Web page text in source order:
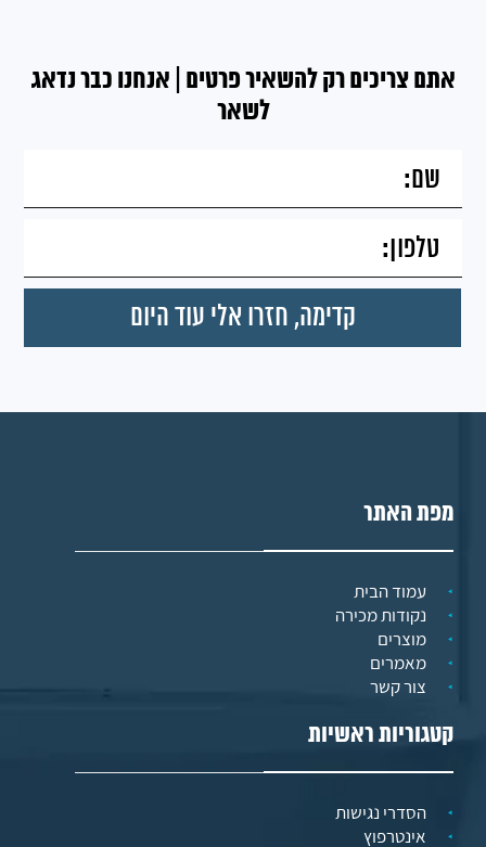
אתם צריכים רק להשאיר פרטים | אנחנו כבר נדאג
לשאר
מפת האתר
עמוד הבית
נקודות מכירה
מוצרים
מאמרים
צור קשר
קטגוריות ראשיות
הסדרי נגישות
אינטרפוץ